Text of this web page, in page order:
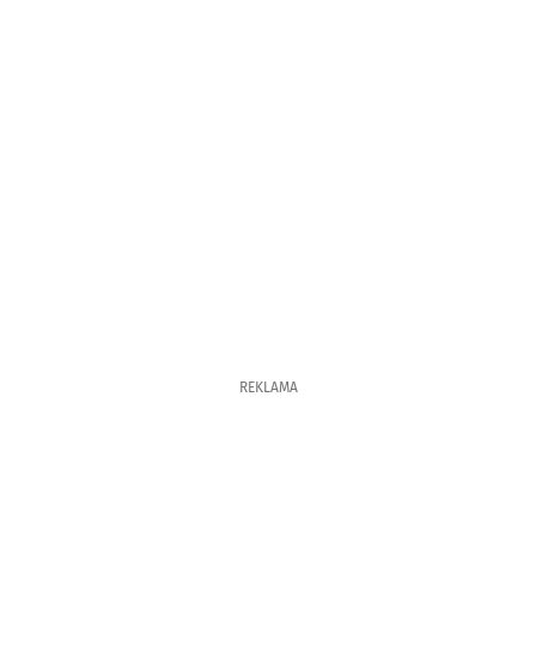
REKLAMA